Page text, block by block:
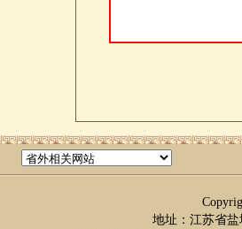
地址：江苏省盐